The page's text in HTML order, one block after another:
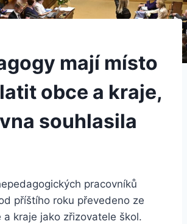
mají místo
obce a kraje,
souhlasila
pracovníků
příštího roku převedeno ze
kraje jako zřizovatele škol.